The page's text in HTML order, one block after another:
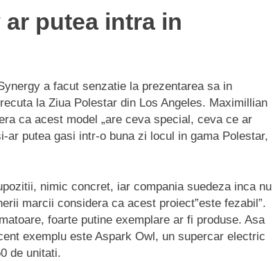
putea intra in
a facut senzatie la prezentarea sa in
la Ziua Polestar din Los Angeles. Maximillian
ca acest model „are ceva special, ceva ce ar
putea gasi intr-o buna zi locul in gama Polestar,
nimic concret, iar compania suedeza inca nu
marcii considera ca acest proiect”este fezabil”.
foarte putine exemplare ar fi produse. Asa
exemplu este Aspark Owl, un supercar electric
de unitati.